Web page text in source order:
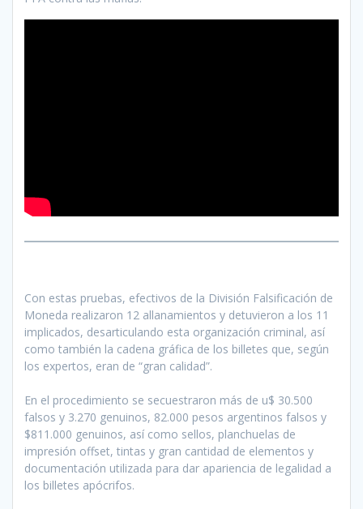
Con estas pruebas, efectivos de la División Falsificación de
Moneda realizaron 12 allanamientos y detuvieron a los 11
implicados, desarticulando esta organización criminal, así
como también la cadena gráfica de los billetes que, según
los expertos, eran de “gran calidad”.
En el procedimiento se secuestraron más de u$ 30.500
falsos y 3.270 genuinos, 82.000 pesos argentinos falsos y
$811.000 genuinos, así como sellos, planchuelas de
impresión offset, tintas y gran cantidad de elementos y
documentación utilizada para dar apariencia de legalidad a
los billetes apócrifos.